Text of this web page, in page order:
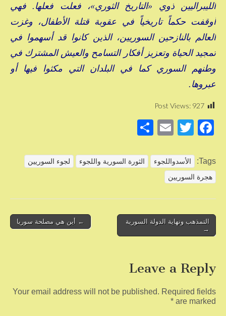
الليبراليين ذوي «التاريخ الثوري»، فعلت فعلها. فهي
أوقفت حكماً تاريخياً في عقوبة قتلة الأطفال، وغزت
العالم بالنازحين السوريين، الذين كانوا قد أسهموا في
تمجيد الحياة وتعزيز أفكار التسامح والعيش المشترك في
وطنهم السوري كما في البلدان التي مكثوا فيها أو
عبروها.
Post Views: 927
F
c
e
o
k
T
tt
er
E
ail
ar
Tags: الأسدواللجوء الثورة السورية واللجوء
لجوء السوريين
هجرة السوريين
Post
navigation
← أين هي مصلحة سوريا
التمذهب ونهاية الدولة السورية
→
Leave a Reply
Your email address will not be published. Required fields
are marked
*